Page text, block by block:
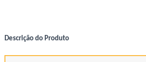
Descrição do Produto